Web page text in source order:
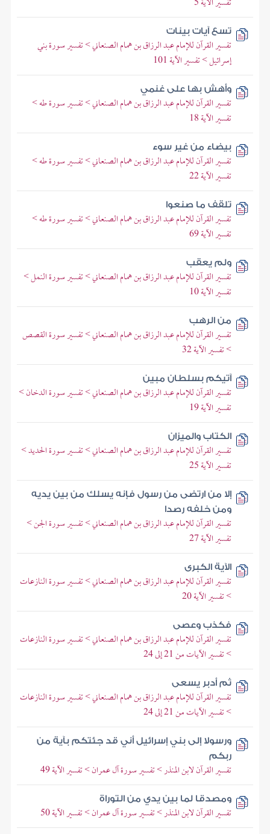
تسع آيات بينات
تفسير القرآن للإمام عبد الرزاق بن همام الصنعاني > تفسير سورة بني
إسرائيل > تفسير الآية 101
وأهش بها على غنمي
تفسير القرآن للإمام عبد الرزاق بن همام الصنعاني > تفسير سورة طه >
تفسير الآية 18
بيضاء من غير سوء
تفسير القرآن للإمام عبد الرزاق بن همام الصنعاني > تفسير سورة طه >
تفسير الآية 22
تلقف ما صنعوا
تفسير القرآن للإمام عبد الرزاق بن همام الصنعاني > تفسير سورة طه >
تفسير الآية 69
ولم يعقب
تفسير القرآن للإمام عبد الرزاق بن همام الصنعاني > تفسير سورة النمل >
تفسير الآية 10
من الرهب
تفسير القرآن للإمام عبد الرزاق بن همام الصنعاني > تفسير سورة القصص
> تفسير الآية 32
آتيكم بسلطان مبين
تفسير القرآن للإمام عبد الرزاق بن همام الصنعاني > تفسير سورة الدخان >
تفسير الآية 19
الكتاب والميزان
تفسير القرآن للإمام عبد الرزاق بن همام الصنعاني > تفسير سورة الحديد >
تفسير الآية 25
إلا من ارتضى من رسول فإنه يسلك من بين يديه
ومن خلفه رصدا
تفسير القرآن للإمام عبد الرزاق بن همام الصنعاني > تفسير سورة الجن >
تفسير الآية 27
الآية الكبرى
تفسير القرآن للإمام عبد الرزاق بن همام الصنعاني > تفسير سورة النازعات
> تفسير الآية 20
فكذب وعصى
تفسير القرآن للإمام عبد الرزاق بن همام الصنعاني > تفسير سورة النازعات
> تفسير الآيات من 21 إلى 24
ثم أدبر يسعى
تفسير القرآن للإمام عبد الرزاق بن همام الصنعاني > تفسير سورة النازعات
> تفسير الآيات من 21 إلى 24
ورسولا إلى بني إسرائيل أني قد جئتكم بآية من
ربكم
تفسير القرآن لابن المنذر > تفسير سورة آل عمران > تفسير الآية 49
ومصدقا لما بين يدي من التوراة
تفسير القرآن لابن المنذر > تفسير سورة آل عمران > تفسير الآية 50